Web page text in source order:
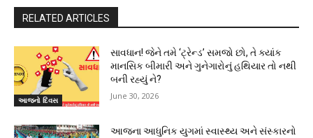
RELATED ARTICLES
આજનો દિવસ
સાવધાન! જેને તમે ‘ટ્રેન્ડ’ સમજો છો, તે ક્યાંક
માનસિક બીમારી અને ગુનેગારોનું હથિયાર તો નથી
બની રહ્યું ને?
June 30, 2026
આજના આધુનિક યુગમાં સ્વાસ્થ્ય અને સંસ્કારનો